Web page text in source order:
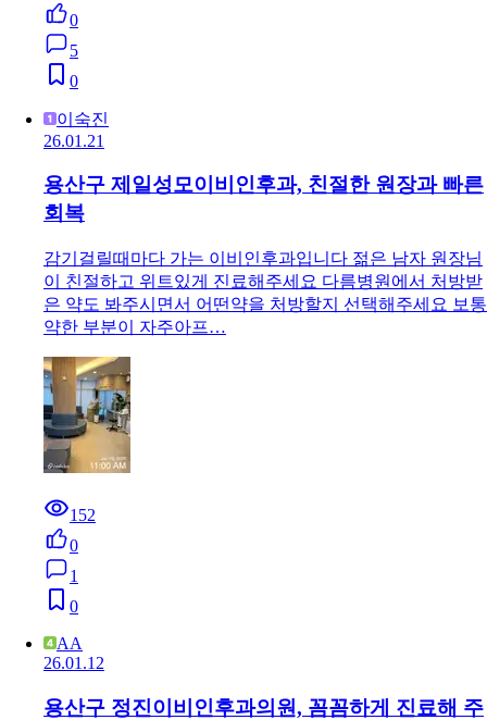
0
5
0
이숙진
26.01.21
용산구 제일성모이비인후과, 친절한 원장과 빠른
회복
감기걸릴때마다 가는 이비인후과입니다 젊은 남자 원장님
이 친절하고 위트있게 진료해주세요 다름병원에서 처방받
은 약도 봐주시면서 어떤약을 처방할지 선택해주세요 보통
약한 부분이 자주아프…
152
0
1
0
AA
26.01.12
용산구 정진이비인후과의원, 꼼꼼하게 진료해 주